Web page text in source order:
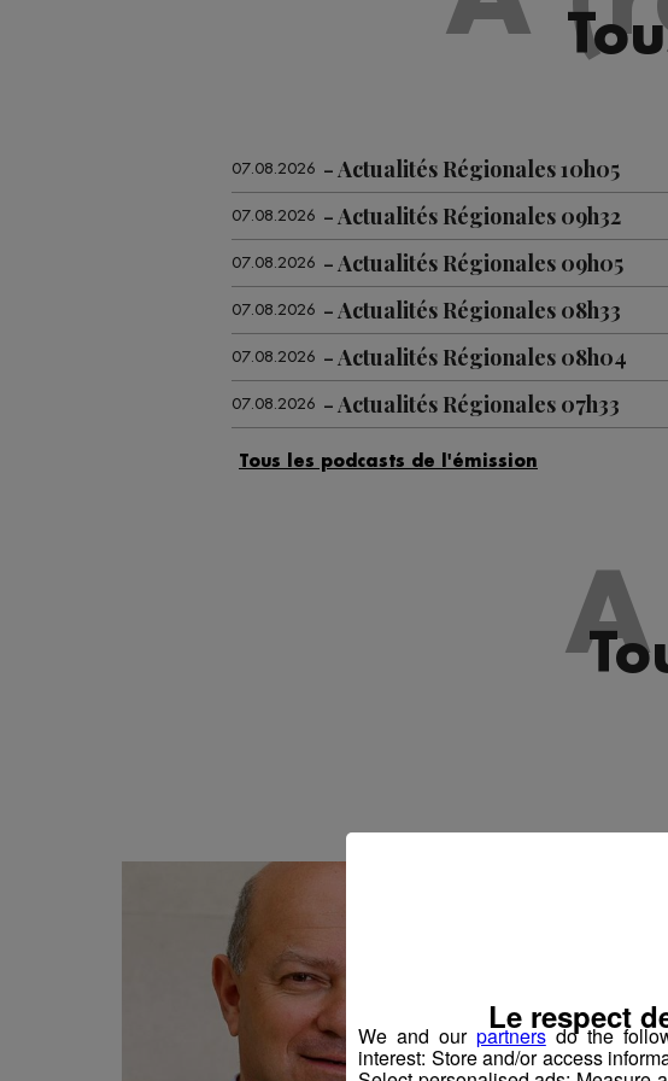
07.08.2026 Actualités Régionales 10h05
07.08.2026 Actualités Régionales 09h32
07.08.2026 Actualités Régionales 09h05
07.08.2026 Actualités Régionales 08h33
07.08.2026 Actualités Régionales 08h04
07.08.2026 Actualités Régionales 07h33
07.08.2026 Actualités Régionales 07h03
Actualités Régionales 09h04
Actualités Régionales 08h33
Actualités Régionales 10h04
05.08.2026
05.08.2026
05.08.2026 Actualités Régionales 08h34
05.08.2026 Actualités Régionales 08h04
05.08.2026 Actualités Régionales 07h34
We and our partnersdo the
interest: Store and/or access
Le respect